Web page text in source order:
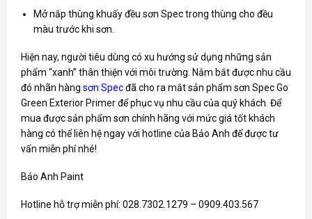
Mở nắp thùng khuấy đều sơn Spec trong thùng cho đều
màu trước khi sơn.
Hiện nay, người tiêu dùng có xu hướng sử dụng những sản
phẩm “xanh” thân thiện với môi trường. Nắm bắt được nhu cầu
đó nhãn hàng sơn Spec đã cho ra mắt sản phẩm sơn Spec Go
Green Exterior Primer để phục vụ nhu cầu của quý khách. Để
mua được sản phẩm sơn chính hãng với mức giá tốt khách
hàng có thể liên hệ ngay với hotline của Bảo Anh để được tư
vấn miễn phí nhé!
Bảo Anh Paint
Hotline hỗ trợ miễn phí: 028.7302.1279 – 0909.403.567